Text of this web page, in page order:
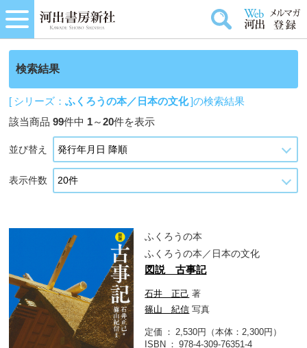
検索結果
[ シリーズ：ふくろうの本／日本の文化]の検索結果
該当商品99件中 1～20件を表示
並び替え
表示件数
ふくろうの本
ふくろうの本／日本の文化
図説 古事記
石井 正己 著
篠山 紀信 写真
定価
2,530円（本体：2,300円）
ISBN
978-4-309-76351-4